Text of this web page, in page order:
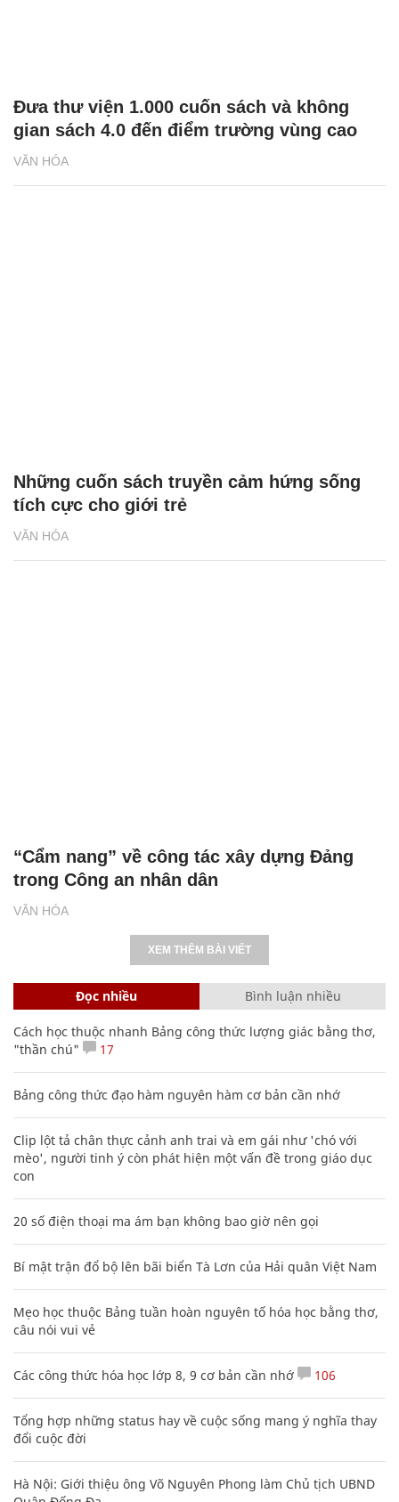
VĂN HÓA
Đưa thư viện 1.000 cuốn sách và không
gian sách 4.0 đến điểm trường vùng cao
VĂN HÓA
Những cuốn sách truyền cảm hứng sống
tích cực cho giới trẻ
VĂN HÓA
“Cẩm nang” về công tác xây dựng Đảng
trong Công an nhân dân
XEM THÊM BÀI VIẾT
Đọc nhiều Bình luận nhiều
Cách học thuộc nhanh Bảng công thức lượng giác bằng thơ,
"thần chú"
17
Bảng công thức đạo hàm nguyên hàm cơ bản cần nhớ
Clip lột tả chân thực cảnh anh trai và em gái như 'chó với
mèo', người tinh ý còn phát hiện một vấn đề trong giáo dục
con
20 số điện thoại ma ám bạn không bao giờ nên gọi
Bí mật trận đổ bộ lên bãi biển Tà Lơn của Hải quân Việt Nam
Mẹo học thuộc Bảng tuần hoàn nguyên tố hóa học bằng thơ,
câu nói vui vẻ
Các công thức hóa học lớp 8, 9 cơ bản cần nhớ 106
Tổng hợp những status hay về cuộc sống mang ý nghĩa thay
đổi cuộc đời
Hà Nội: Giới thiệu ông Võ Nguyên Phong làm Chủ tịch UBND